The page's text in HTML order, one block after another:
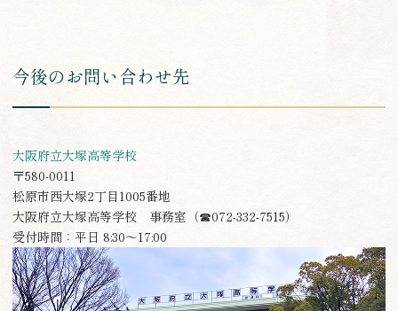
今後のお問い合わせ先
大阪府立大塚高等学校
〒580-0011
松原市西大塚2丁目1005番地
大阪府立大塚高等学校 事務室（☎072-332-7515）
受付時間：平日 8:30〜17:00